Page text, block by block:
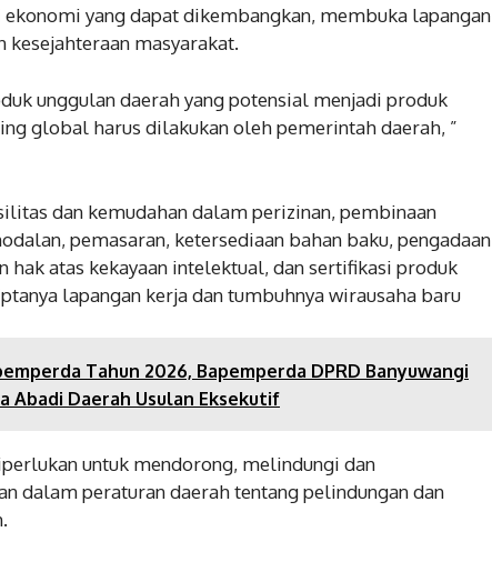
yang dapat dikembangkan, membuka lapangan
kesejahteraan masyarakat.
unggulan daerah yang potensial menjadi produk
global harus dilakukan oleh pemerintah daerah, ”
dan kemudahan dalam perizinan, pembinaan
pemasaran, ketersediaan bahan baku, pengadaan
hak atas kekayaan intelektual, dan sertifikasi produk
lapangan kerja dan tumbuhnya wirausaha baru
Tahun 2026, Bapemperda DPRD Banyuwangi
Abadi Daerah Usulan Eksekutif
untuk mendorong, melindungi dan
dalam peraturan daerah tentang pelindungan dan